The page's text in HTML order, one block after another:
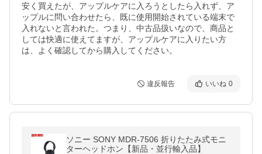
安く買えたが、アップルケアに入ろうとしたら入れず、ア
ップルに問い合わせたら、既に使用開始されている端末で
入れないと言われた。つまり、中古品扱いなので、商品と
しては快適に使えてますが、アップルケアに入りたい方
は、よく確認してから購入してください。
違反報告 いいね 0
ソニー SONY MDR-7506 折りたたみ式モニ
ターヘッドホン【新品・並行輸入品】